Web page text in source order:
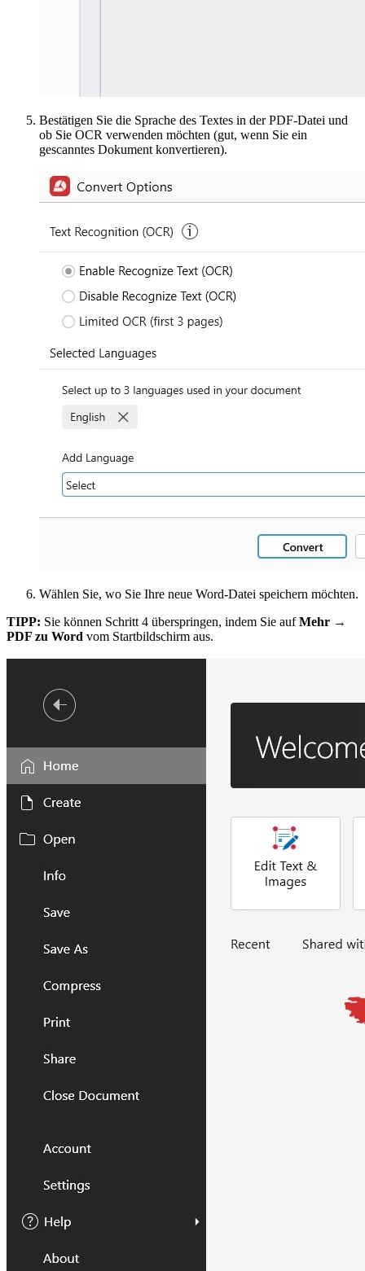
Bestätigen Sie die Sprache des Textes in der PDF-Datei und
ob Sie OCR verwenden möchten (gut, wenn Sie ein
gescanntes Dokument konvertieren).
Wählen Sie, wo Sie Ihre neue Word-Datei speichern möchten.
TIPP: Sie können Schritt 4 überspringen, indem Sie aufMehr →
PDF zu Word vom Startbildschirm aus.